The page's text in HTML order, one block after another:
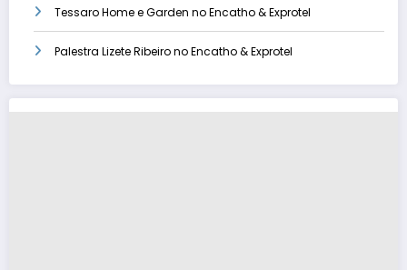
Tessaro Home e Garden no Encatho & Exprotel
Palestra Lizete Ribeiro no Encatho & Exprotel